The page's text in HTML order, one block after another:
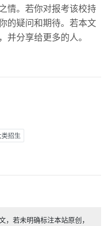
情。若你对报考该校持
的疑问和期待。若本文
并分享给更多的人。
类招生
，若未明确标注本站原创，